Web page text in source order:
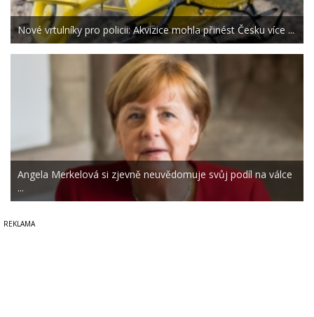
Nové vrtulníky pro policii: Akvizice mohla přinést Česku více ...
Angela Merkelová si zjevně neuvědomuje svůj podíl na válce
...